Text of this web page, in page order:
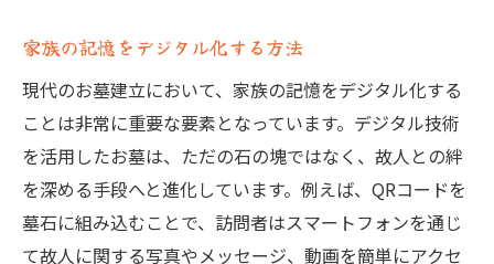
家族の記憶をデジタル化する方法
現代のお墓建立において、家族の記憶をデジタル化する
ことは非常に重要な要素となっています。デジタル技術
を活用したお墓は、ただの石の塊ではなく、故人との絆
を深める手段へと進化しています。例えば、QRコードを
墓石に組み込むことで、訪問者はスマートフォンを通じ
て故人に関する写真やメッセージ、動画を簡単にアクセ